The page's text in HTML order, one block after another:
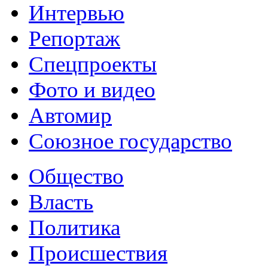
Интервью
Репортаж
Спецпроекты
Фото и видео
Автомир
Союзное государство
Общество
Власть
Политика
Происшествия